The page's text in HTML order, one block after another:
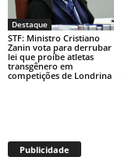
Destaque
STF: Ministro Cristiano
Zanin vota para derrubar
lei que proíbe atletas
transgênero em
competições de Londrina
Publicidade